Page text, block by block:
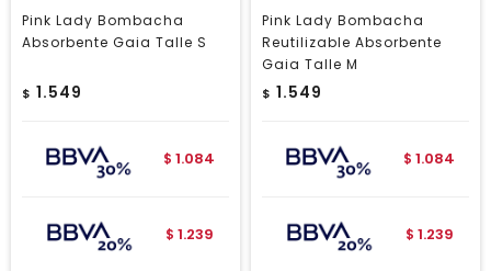
Pink Lady Bombacha
Absorbente Gaia Talle S
$ 1.549
$ 1.084
$ 1.239
Pink Lady Bombacha
Reutilizable Absorbente
Gaia Talle M
$ 1.549
$ 1.084
$ 1.239